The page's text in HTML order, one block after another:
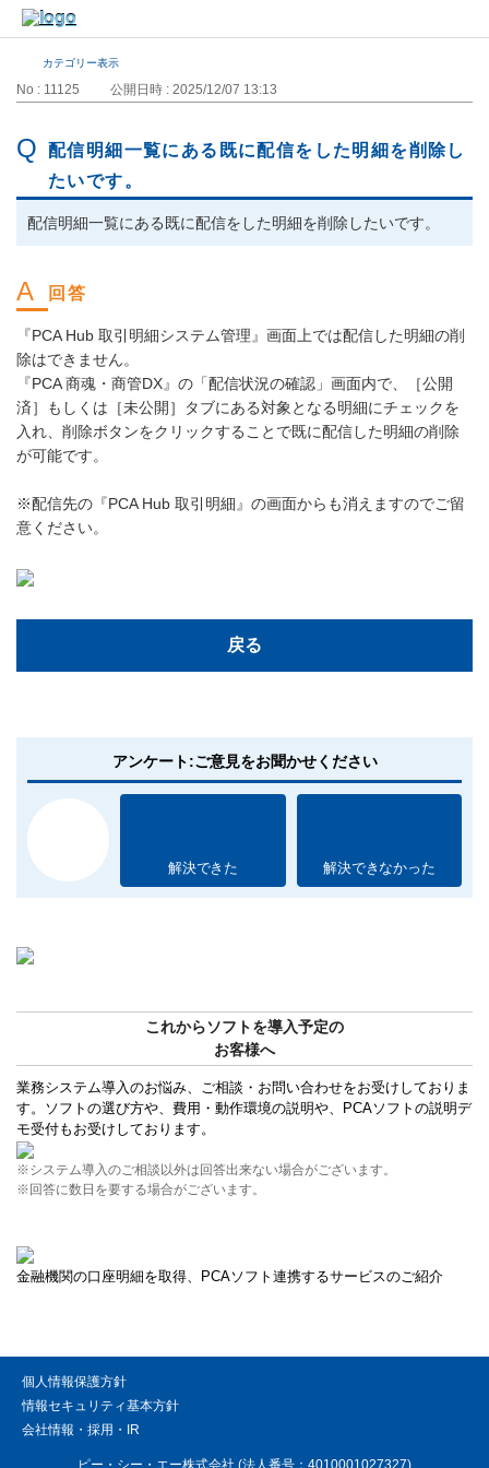
カテゴリー表示
No : 11125 公開日時 : 2025/12/07 13:13
配信明細一覧にある既に配信をした明細を削除し
たいです。
配信明細一覧にある既に配信をした明細を削除したいです。
『PCA Hub 取引明細システム管理』画面上では配信した明細の削
除はできません。
『PCA 商魂・商管DX』の「配信状況の確認」画面内で、［公開
済］もしくは［未公開］タブにある対象となる明細にチェックを
入れ、削除ボタンをクリックすることで既に配信した明細の削除
が可能です。
※配信先の『PCA Hub 取引明細』の画面からも消えますのでご留
意ください。
戻る
アンケート:ご意見をお聞かせください
解決できた 解決できなかった
これからソフトを導入予定の
お客様へ
業務システム導入のお悩み、ご相談・お問い合わせをお受けしておりま
す。ソフトの選び方や、費用・動作環境の説明や、PCAソフトの説明デ
モ受付もお受けしております。
※システム導入のご相談以外は回答出来ない場合がございます。
※回答に数日を要する場合がございます。
金融機関の口座明細を取得、PCAソフト連携するサービスのご紹介
個人情報保護方針
情報セキュリティ基本方針
会社情報・採用・IR
ピー・シー・エー株式会社 (法人番号：4010001027327)